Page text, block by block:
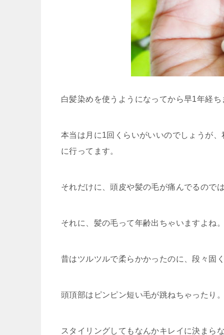
白髪染めを使うようになってから早1年経ち
本当は月に1回くらいがいいのでしょうが
に行ってます。
それだけに、頭皮や髪の毛が痛んでるので
それに、髪の毛って年齢出ちゃいますよね
昔はツルツルで柔らかかったのに、段々固
頭頂部はピンピン短い毛が跳ねちゃったり
スタイリングしてもなんかキレイに決まら